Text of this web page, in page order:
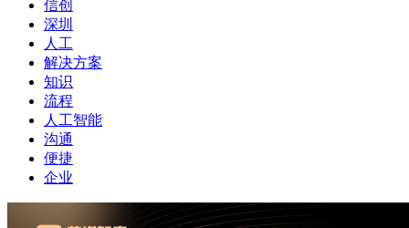
信创
深圳
人工
解决方案
知识
流程
人工智能
沟通
便捷
企业